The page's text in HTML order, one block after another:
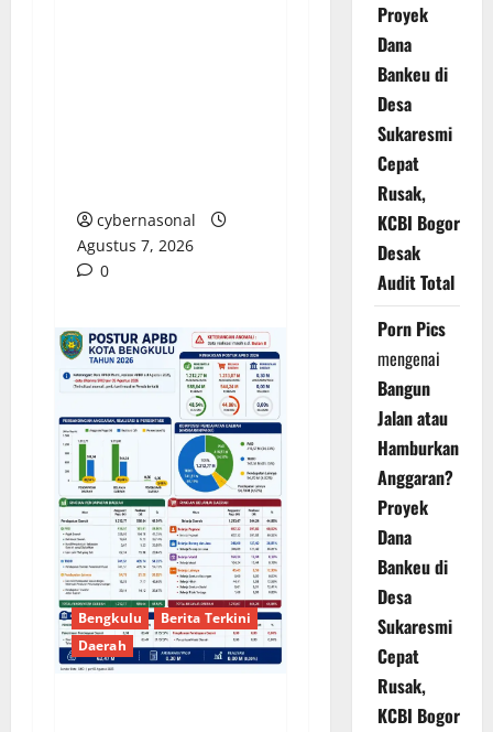
cybernasonal
Agustus 7, 2026
0
Bengkulu
Berita Terkini
Daerah
Proyek
Dana
Bankeu di
Desa
Sukaresmi
Cepat
Rusak,
KCBI Bogor
Desak
Audit Total
Porn Pics
mengenai
Bangun
Jalan atau
Hamburkan
Anggaran?
Proyek
Dana
Bankeu di
Desa
Sukaresmi
Cepat
Rusak,
KCBI Bogor